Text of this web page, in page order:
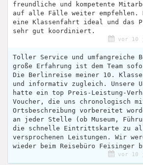
freundliche und kompetente
auf alle Fälle weiter empfehlen.
eine Klassenfahrt ideal und das
sehr gut koordiniert.
vor 10
Toller Service und umfangreiche
große Erfahrung ist dem Team
Die Berlinreise meiner 10.
und informativ zugleich. Unsere
hatte ein top Preis-Leistung-
Voucher, die uns chronologisch
Ortsbeschreibung vorbereitet
an jeder Stelle (ob Museum,
die schnelle Eintrittskarte zu
versprochenen Leistungen. Wir
wieder beim Reisebüro Feisinger
vor 10